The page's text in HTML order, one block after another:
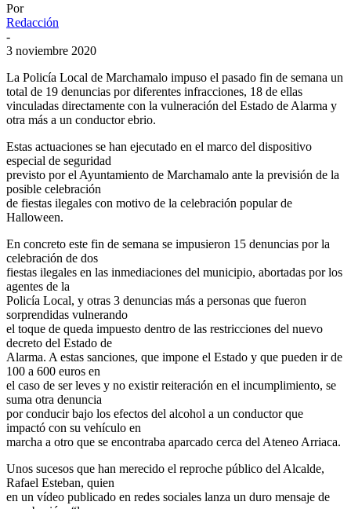
Por
Redacción
-
3 noviembre 2020
La Policía Local de Marchamalo impuso el pasado fin de semana un
total de 19 denuncias por diferentes infracciones, 18 de ellas
vinculadas directamente con la vulneración del Estado de Alarma y
otra más a un conductor ebrio.
Estas actuaciones se han ejecutado en el marco del dispositivo
especial de seguridad
previsto por el Ayuntamiento de Marchamalo ante la previsión de la
posible celebración
de fiestas ilegales con motivo de la celebración popular de
Halloween.
En concreto este fin de semana se impusieron 15 denuncias por la
celebración de dos
fiestas ilegales en las inmediaciones del municipio, abortadas por los
agentes de la
Policía Local, y otras 3 denuncias más a personas que fueron
sorprendidas vulnerando
el toque de queda impuesto dentro de las restricciones del nuevo
decreto del Estado de
Alarma. A estas sanciones, que impone el Estado y que pueden ir de
100 a 600 euros en
el caso de ser leves y no existir reiteración en el incumplimiento, se
suma otra denuncia
por conducir bajo los efectos del alcohol a un conductor que
impactó con su vehículo en
marcha a otro que se encontraba aparcado cerca del Ateneo Arriaca.
Unos sucesos que han merecido el reproche público del Alcalde,
Rafael Esteban, quien
en un vídeo publicado en redes sociales lanza un duro mensaje de